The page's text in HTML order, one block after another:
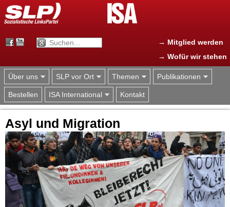
Jump to navigation
→ Mitglied werden
→ Wofür wir stehen
Über uns SLP vor Ort Themen Publikationen
Bestellen ISA International Kontakt
Asyl und Migration